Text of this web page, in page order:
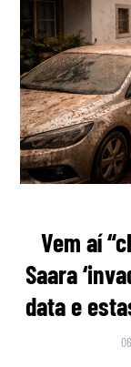
Vem aí
Saara
data e